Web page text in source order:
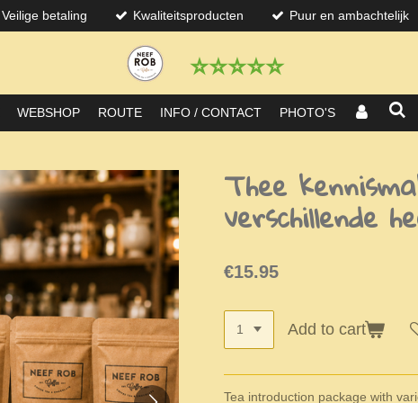
Veilige betaling Kwaliteitsproducten Puur en ambachtelijk
⭐️⭐️⭐️⭐️⭐️
WEBSHOP ROUTE INFO / CONTACT PHOTO'S
Thee
verschillende
€15.95
Add to cart
Tea introduction package with